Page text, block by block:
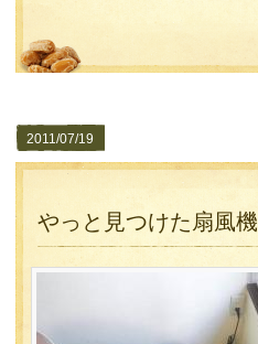
2011/07/19
やっと見つけた扇風機